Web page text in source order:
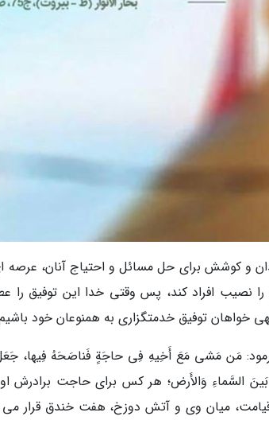
و کوشش برای حل مسائل و احتیاج آنان، عرصه
را نصیب افراد کند، پس وقتی خدا این توفیق را
خواهان توفیق خدمتگزاری به همنوعان خود
مَن مَشى مَعَ أَخِیهِ فِی حاجَةٍ فَناصَحَهُ فِیها، جَعَلَ
السَّماءِ وَالأَرض؛ هر کس براى حاجت برادرش
میان وى و آتش دوزخ، هفت خندق قرار